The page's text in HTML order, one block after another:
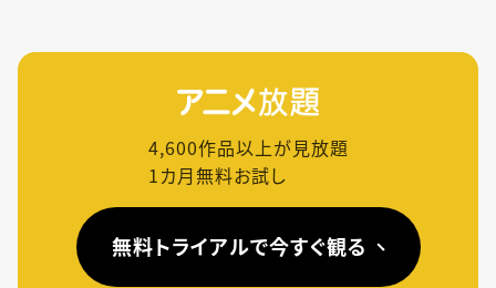
4,600作品以上が見放題
1カ月無料お試し
無料トライアルで今すぐ観る